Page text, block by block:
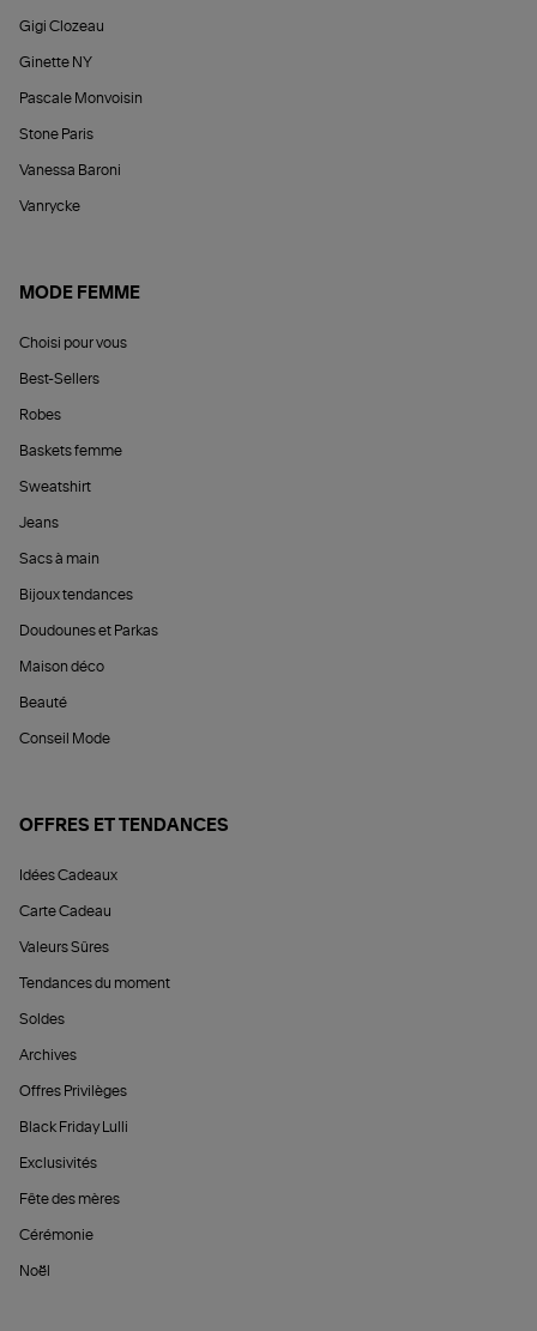
Gigi Clozeau
Ginette NY
Pascale Monvoisin
Stone Paris
Vanessa Baroni
Vanrycke
MODE FEMME
Choisi pour vous
Best-Sellers
Robes
Baskets femme
Sweatshirt
Jeans
Sacs à main
Bijoux tendances
Doudounes et Parkas
Maison déco
Beauté
Conseil Mode
OFFRES ET TENDANCES
Idées Cadeaux
Carte Cadeau
Valeurs Sûres
Tendances du moment
Soldes
Archives
Offres Privilèges
Black Friday Lulli
Exclusivités
Fête des mères
Cérémonie
Noël